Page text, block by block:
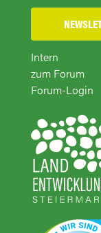
Intern
zum Forum
Forum-Login